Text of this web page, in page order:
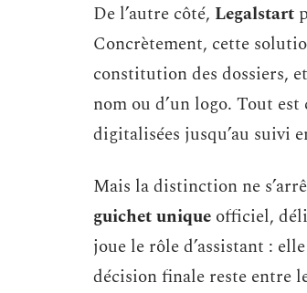
De l’autre côté, Legalstart
Concrètement, cette
constitution des dossiers,
nom ou d’un logo. Tout
digitalisées jusqu’au suivi
Mais la distinction ne
guichet unique officiel,
joue le rôle d’assistant :
décision finale reste entre